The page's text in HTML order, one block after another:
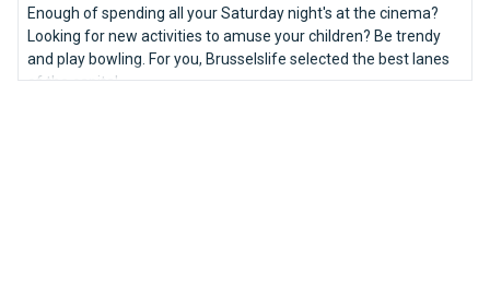
Enough of spending all your Saturday night's at the cinema?
Looking for new activities to amuse your children? Be trendy
and play bowling. For you, Brusselslife selected the best lanes
of the capital.